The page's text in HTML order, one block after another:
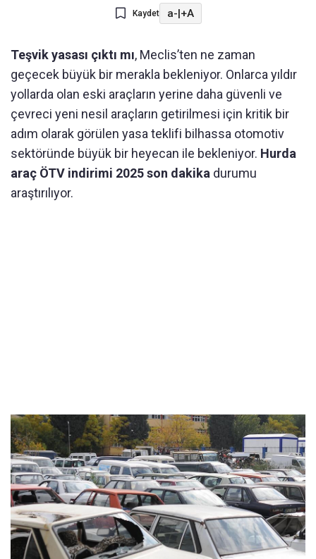
Kaydet a-|+A
Teşvik yasası çıktı mı, Meclis’ten ne zaman
geçecek büyük bir merakla bekleniyor. Onlarca yıldır
yollarda olan eski araçların yerine daha güvenli ve
çevreci yeni nesil araçların getirilmesi için kritik bir
adım olarak görülen yasa teklifi bilhassa otomotiv
sektöründe büyük bir heyecan ile bekleniyor. Hurda
araç ÖTV indirimi 2025 son dakika durumu
araştırılıyor.